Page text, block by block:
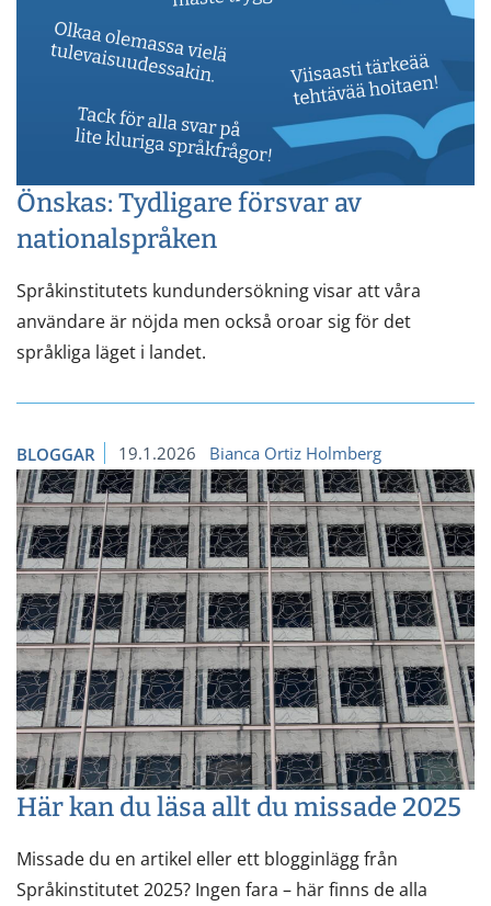
Önskas: Tydligare försvar av
nationalspråken
Språkinstitutets kundundersökning visar att våra
användare är nöjda men också oroar sig för det
språkliga läget i landet.
BLOGGAR 19.1.2026 Bianca Ortiz Holmberg
Här kan du läsa allt du missade 2025
Missade du en artikel eller ett blogginlägg från
Språkinstitutet 2025? Ingen fara – här finns de alla